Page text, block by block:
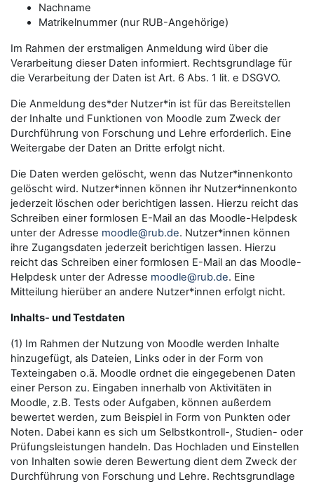
Nachname
Matrikelnummer (nur RUB-Angehörige)
Im Rahmen der erstmaligen Anmeldung wird über die
Verarbeitung dieser Daten informiert. Rechtsgrundlage für
die Verarbeitung der Daten ist Art. 6 Abs. 1 lit. e DSGVO.
Die Anmeldung des*der Nutzer*in ist für das Bereitstellen
der Inhalte und Funktionen von Moodle zum Zweck der
Durchführung von Forschung und Lehre erforderlich. Eine
Weitergabe der Daten an Dritte erfolgt nicht.
Die Daten werden gelöscht, wenn das Nutzer*innenkonto
gelöscht wird. Nutzer*innen können ihr Nutzer*innenkonto
jederzeit löschen oder berichtigen lassen. Hierzu reicht das
Schreiben einer formlosen E-Mail an das Moodle-Helpdesk
unter der Adresse moodle@rub.de. Nutzer*innen können
ihre Zugangsdaten jederzeit berichtigen lassen. Hierzu
reicht das Schreiben einer formlosen E-Mail an das Moodle-
Helpdesk unter der Adresse moodle@rub.de. Eine
Mitteilung hierüber an andere Nutzer*innen erfolgt nicht.
Inhalts- und Testdaten
(1) Im Rahmen der Nutzung von Moodle werden Inhalte
hinzugefügt, als Dateien, Links oder in der Form von
Texteingaben o.ä. Moodle ordnet die eingegebenen Daten
einer Person zu. Eingaben innerhalb von Aktivitäten in
Moodle, z.B. Tests oder Aufgaben, können außerdem
bewertet werden, zum Beispiel in Form von Punkten oder
Noten. Dabei kann es sich um Selbstkontroll-, Studien- oder
Prüfungsleistungen handeln. Das Hochladen und Einstellen
von Inhalten sowie deren Bewertung dient dem Zweck der
Durchführung von Forschung und Lehre. Rechtsgrundlage